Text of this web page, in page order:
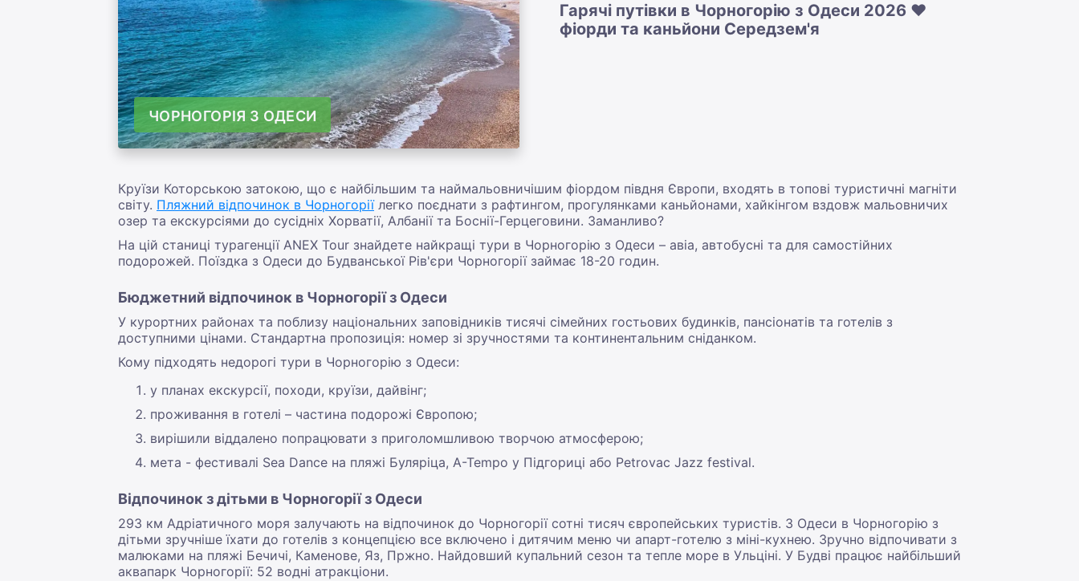
ЧОРНОГОРІЯ З ОДЕСИ
Гарячі путівки в Чорногорію з Одеси 2026 ❤️
фіорди та каньйони Середзем'я
Круїзи Которською затокою, що є найбільшим та наймальовничішим фіордом півдня Європи, входять в топові туристичні магніти
світу. Пляжний відпочинок в Чорногоріїлегко поєднати з рафтингом, прогулянками каньйонами, хайкінгом вздовж мальовничих
озер та екскурсіями до сусідніх Хорватії, Албанії та Боснії-Герцеговини. Заманливо?
На цій станиці турагенції ANEX Tour знайдете найкращі тури в Чорногорію з Одеси – авіа, автобусні та для самостійних
подорожей. Поїздка з Одеси до Будванської Рів'єри Чорногорії займає 18-20 годин.
Бюджетний відпочинок в Чорногорії з Одеси
У курортних районах та поблизу національних заповідників тисячі сімейних гостьових будинків, пансіонатів та готелів з
доступними цінами. Стандартна пропозиція: номер зі зручностями та континентальним сніданком.
Кому підходять недорогі тури в Чорногорію з Одеси:
у планах екскурсії, походи, круїзи, дайвінг;
проживання в готелі – частина подорожі Європою;
вирішили віддалено попрацювати з приголомшливою творчою атмосферою;
мета - фестивалі Sea Dance на пляжі Буляріца, A-Tempo у Підгориці або Petrovac Jazz festival.
Відпочинок з дітьми в Чорногорії з Одеси
293 км Адріатичного моря залучають на відпочинок до Чорногорії сотні тисяч європейських туристів. З Одеси в Чорногорію з
дітьми зручніше їхати до готелів з концепцією все включено і дитячим меню чи апарт-готелю з міні-кухнею. Зручно відпочивати з
малюками на пляжі Бечичі, Каменове, Яз, Пржно. Найдовший купальний сезон та тепле море в Ульціні. У Будві працює найбільший
аквапарк Чорногорії: 52 водні атракціони.